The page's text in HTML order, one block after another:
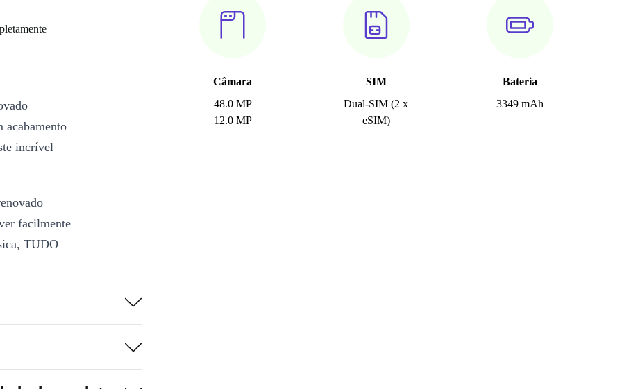
Câmara
48.0 MP
12.0 MP
SIM
Dual-SIM (2 x
eSIM)
Bateria
3349 mAh
acabamento
incrível
facilmente
TUDO
este
incrível
jogar o teu